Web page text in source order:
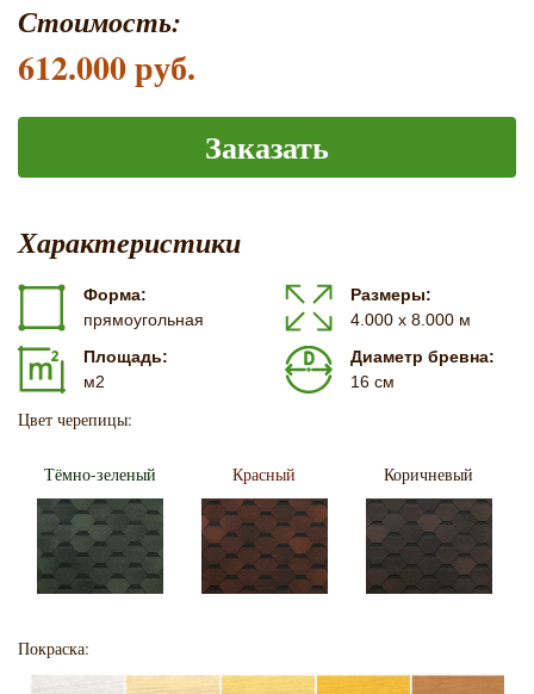
Стоимость:
612.000 руб.
Заказать
Характеристики
Форма:
прямоугольная
Размеры:
4.000 х 8.000 м
Площадь:
м2
Диаметр бревна:
16 см
Цвет черепицы:
Тёмно-зеленый Красный Коричневый
Покраска: